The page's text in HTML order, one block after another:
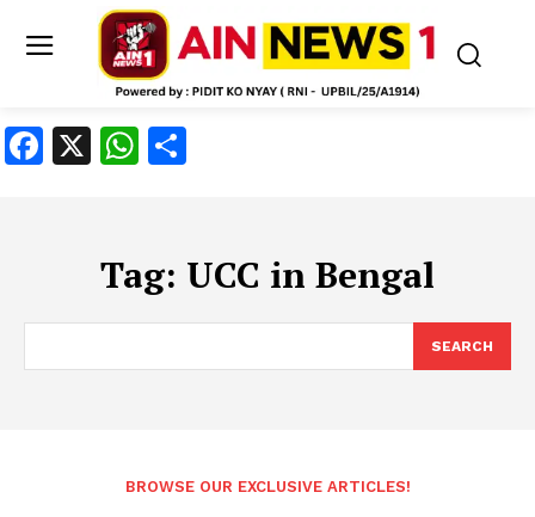
Facebook
X WhatsApp
Tag: UCC in Bengal
SEARCH
BROWSE OUR EXCLUSIVE ARTICLES!